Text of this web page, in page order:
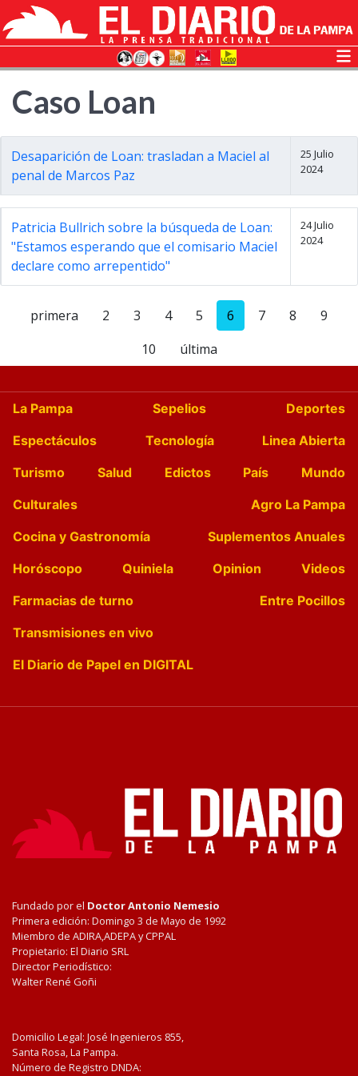
Caso Loan
Desaparición de Loan: trasladan a Maciel al
penal de Marcos Paz
25 Julio
2024
Patricia Bullrich sobre la búsqueda de Loan:
"Estamos esperando que el comisario Maciel
declare como arrepentido"
24 Julio
2024
primera 2 3 4 5 6 7 8
9
10
última
La Pampa Sepelios
Deportes
Espectáculos
Tecnología
Linea Abierta
Turismo
Salud Edictos País
Mundo
Culturales
Agro La Pampa
Cocina y Gastronomía
Suplementos Anuales
Horóscopo
Quiniela Opinion
Videos
Farmacias de turno
Entre Pocillos
Transmisiones en vivo
El Diario de Papel en DIGITAL
Fundado por el Doctor Antonio Nemesio
Primera edición: Domingo 3 de Mayo de 1992
Miembro de ADIRA,ADEPA y CPPAL
Propietario: El Diario SRL
Director Periodístico:
Walter René Goñi
Domicilio Legal: José Ingenieros 855,
Santa Rosa, La Pampa.
Número de Registro DNDA: